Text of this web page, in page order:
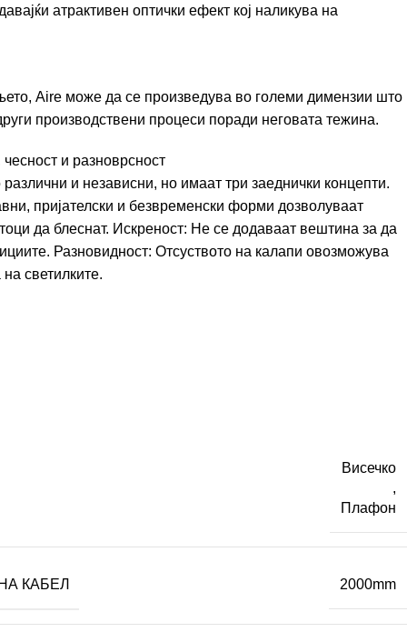
атрактивен оптички ефект кој наликува на
Aire може да се произведува во големи димензии што
производствени процеси поради неговата тежина.
и разноврсност
и независни, но имаат три заеднички концепти.
пријателски и безвременски форми дозволуваат
да блеснат. Искреност: Не се додаваат вештина за да
Разновидност: Отсуството на калапи овозможува
светилките.
Висечко
,
Плафон
КАБЕЛ 2000mm